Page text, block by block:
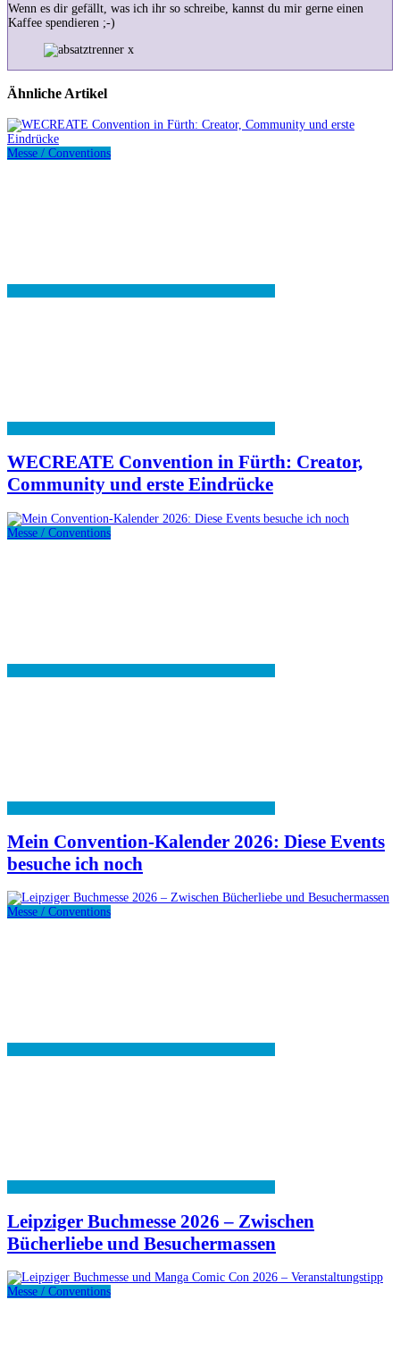
Wenn es dir gefällt, was ich ihr so schreibe, kannst du mir gerne einen
Kaffee spendieren ;-)
Ähnliche Artikel
Messe / Conventions
WECREATE Convention in Fürth: Creator,
Community und erste Eindrücke
Messe / Conventions
Mein Convention-Kalender 2026: Diese Events
besuche ich noch
Messe / Conventions
Leipziger Buchmesse 2026 – Zwischen
Bücherliebe und Besuchermassen
Messe / Conventions